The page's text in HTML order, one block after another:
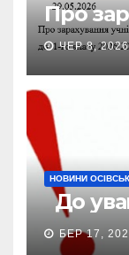
Про
ЧЕР 8, 2026
НОВИНИ
До
БЕР 17,